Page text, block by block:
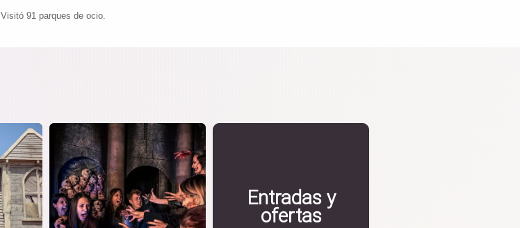
Visitó 91 parques de ocio.
Entradas y
ofertas